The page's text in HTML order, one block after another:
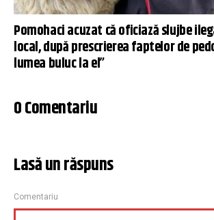
Pomohaci acuzat că oficiază slujbe
local, după prescrierea faptelor de
lumea buluc la el”
0 Comentariu
Lasă un răspuns
Comentariu